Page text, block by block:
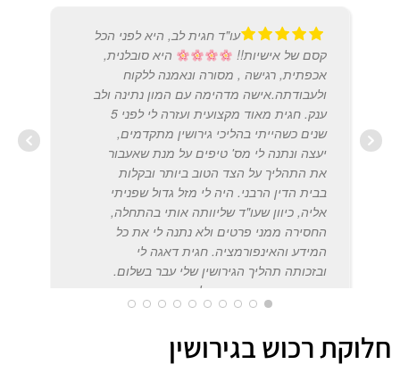
עו"ד חגית לב, היא לפני הכל
קסם של אישיות!!
היא סובלנית,
אכפתית, רגישה , מסורה ונאמנה ללקוח
ולעבודתה.אישה מדהימה עם המון נתינה ולב
ענק. חגית מאוד מקצועית ועזרה לי לפני 5
שנים כשהייתי בהליכי גירושין מתקדמים,
יעצה ונתנה לי מס' טיפים על מנת שאעבור
את התהליך על הצד הטוב ביותר ובקלות
בבית הדין הרבני. היה לי מזל גדול שפניתי
אליה, כיוון שעו"ד שליוותה אותי בהתחלה,
החסירה ממני פרטים ולא נתנה לי את כל
המידע והאינפורמציה. חגית דאגה לי
ובזכותה תהליך הגירושין שלי עבר בשלום.
בשנה האחרונה , פניתי לחגית שוב בענייני
תהליך הורות משותפת שהתחלתי ובכוונתי
ובאהבה לפנות אליה . בברכה, טליה לוי
חלוקת רכוש בגירושין